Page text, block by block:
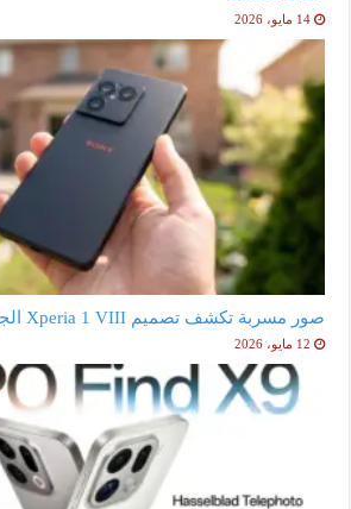
14 مايو، 2026
صور مسربة تكشف تصميم Xperia 1 VIII الجديد
12 مايو، 2026